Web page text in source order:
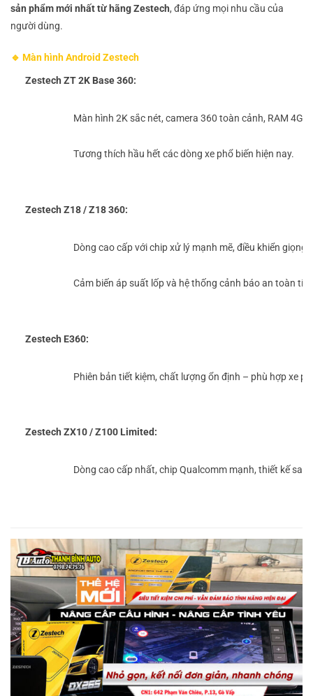
sản phẩm mới nhất từ hãng Zestech, đáp ứng mọi nhu cầu của
người dùng.
🔹 Màn hình Android Zestech
Zestech ZT 2K Base 360:
Màn hình 2K sắc nét, camera 360 toàn cảnh, RAM
Tương thích hầu hết các dòng xe phổ biến hiện nay.
Zestech Z18 / Z18 360:
Dòng cao cấp với chip xử lý mạnh mẽ, điều khiển giọng
Cảm biến áp suất lốp và hệ thống cảnh báo an toàn
Zestech E360:
Phiên bản tiết kiệm, chất lượng ổn định – phù hợp xe
Zestech ZX10 / Z100 Limited:
Dòng cao cấp nhất, chip Qualcomm mạnh, thiết kế